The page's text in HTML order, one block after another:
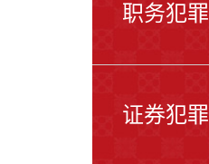
职务犯罪
证券犯罪